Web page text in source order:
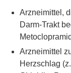
Arzneimittel,
Darm-Trakt
Arzneimittel
Herzschlag